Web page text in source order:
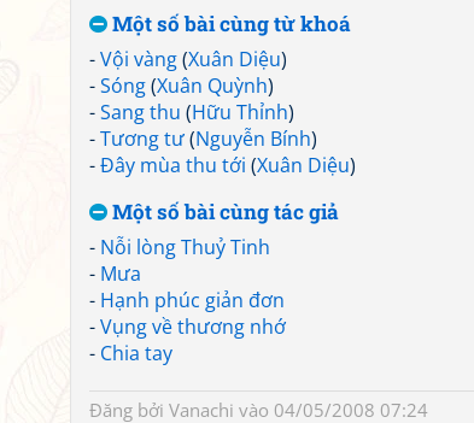
Một số bài cùng từ khoá
-Vội vàng(Xuân Diệu)
-Sóng(Xuân Quỳnh)
-Sang thu (Hữu Thỉnh)
-Tương tư(Nguyễn Bính)
-Đây mùa thu tới (Xuân Diệu)
Một số bài cùng tác giả
- Nỗi lòng Thuỷ Tinh
- Mưa
- Hạnh phúc giản đơn
-Vụng về thương nhớ
- Chia tay
Đăng bởi Vanachi vào 04/05/2008 07:24